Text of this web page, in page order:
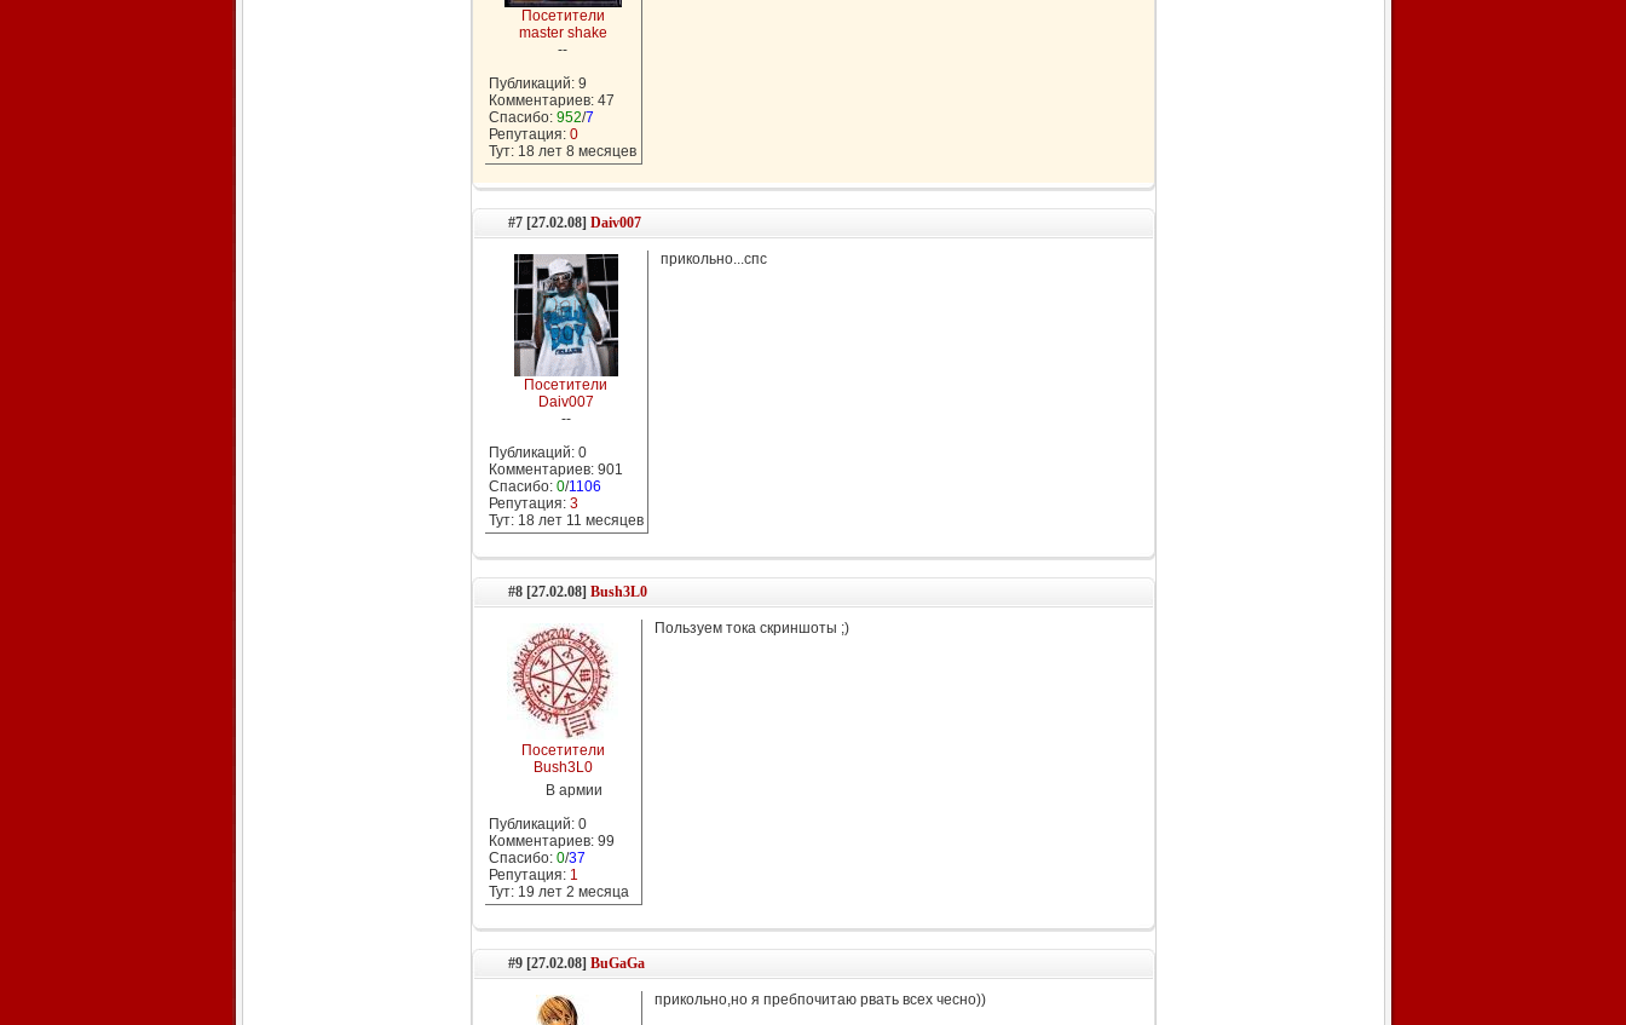
Посетители
master shake
--
Публикаций: 9
Комментариев: 47
Спасибо: 952/7
Репутация: 0
Тут: 18 лет 8 месяцев
#7 [27.02.08] Daiv007
Посетители
Daiv007
--
Публикаций: 0
Комментариев: 901
Спасибо: 0/1106
Репутация: 3
Тут: 18 лет 11 месяцев
прикольно...спс
#8 [27.02.08] Bush3L0
Посетители
Bush3L0
В армии
Публикаций: 0
Комментариев: 99
Спасибо: 0/37
Репутация: 1
Тут: 19 лет 2 месяцa
Пользуем тока скриншоты ;)
#9 [27.02.08] BuGaGa
прикольно,но я пребпочитаю рвать всех чесно))